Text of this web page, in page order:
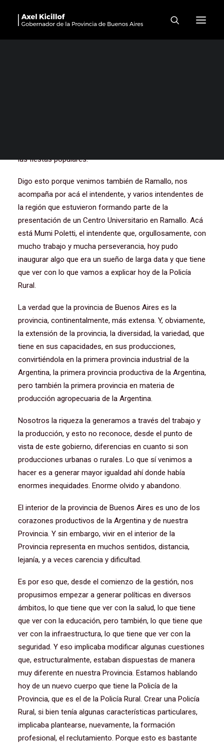
Nuevos agentes y drones
para la policía rural –
las fiestas populares.
Digo esto porque venimos también de Ramallo, nos
acompaña por acá el intendente, y varios intendentes de
la región que estuvieron formando parte de la
presentación de un Centro Universitario en Ramallo. Acá
está Mumi Poletti, el intendente que, orgullosamente, con
mucho trabajo y mucha perseverancia, hoy pudo
inaugurar algo que era un sueño de larga data y que tiene
que ver con lo que vamos a explicar hoy de la Policía
Rural.
La verdad que la provincia de Buenos Aires es la
provincia, continentalmente, más extensa. Y, obviamente,
la extensión de la provincia, la diversidad, la variedad, que
tiene en sus capacidades, en sus producciones,
convirtiéndola en la primera provincia industrial de la
Argentina, la primera provincia productiva de la Argentina,
pero también la primera provincia en materia de
producción agropecuaria de la Argentina.
Nosotros la riqueza la generamos a través del trabajo y
la producción, y esto no reconoce, desde el punto de
vista de este gobierno, diferencias en cuanto si son
producciones urbanas o rurales. Lo que sí venimos a
hacer es a generar mayor igualdad ahí donde había
enormes inequidades. Enorme olvido y abandono.
El interior de la provincia de Buenos Aires es uno de los
corazones productivos de la Argentina y de nuestra
Provincia. Y sin embargo, vivir en el interior de la
Provincia representa en muchos sentidos, distancia,
lejanía, y a veces carencia y dificultad.
Es por eso que, desde el comienzo de la gestión, nos
propusimos empezar a generar políticas en diversos
ámbitos, lo que tiene que ver con la salud, lo que tiene
que ver con la educación, pero también, lo que tiene que
ver con la infraestructura, lo que tiene que ver con la
seguridad. Y eso implicaba modificar algunas cuestiones
que, estructuralmente, estaban dispuestas de manera
muy diferente en nuestra Provincia. Estamos hablando
hoy de un nuevo cuerpo que tiene la Policía de la
Provincia, que es el de la Policía Rural. Crear una Policía
Rural, si bien tenía algunas características particulares,
implicaba plantearse, nuevamente, la formación
profesional, el reclutamiento. Porque esto es bastante